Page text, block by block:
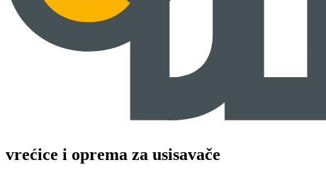
vrećice i oprema za usisavače